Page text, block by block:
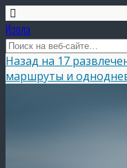
Изола
Назад на 17
маршруты и